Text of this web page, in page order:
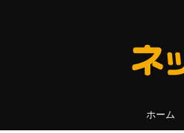
ホーム